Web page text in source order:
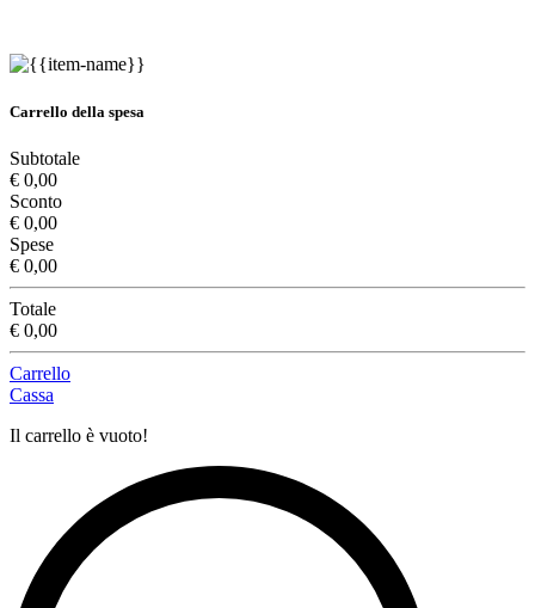
Carrello della spesa
Subtotale
€ 0,00
Sconto
€ 0,00
Spese
€ 0,00
Totale
€ 0,00
Carrello
Cassa
Il carrello è vuoto!